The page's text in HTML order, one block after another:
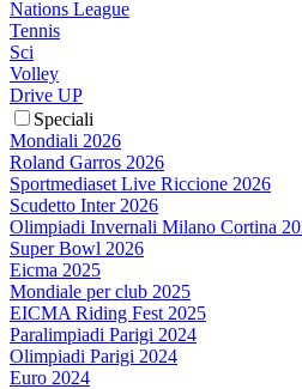
Nations League
Tennis
Sci
Volley
Drive UP
Speciali
Mondiali 2026
Roland Garros 2026
Sportmediaset Live Riccione 2026
Scudetto Inter 2026
Olimpiadi Invernali Milano Cortina
Super Bowl 2026
Eicma 2025
Mondiale per club 2025
EICMA Riding Fest 2025
Paralimpiadi Parigi 2024
Olimpiadi Parigi 2024
Euro 2024